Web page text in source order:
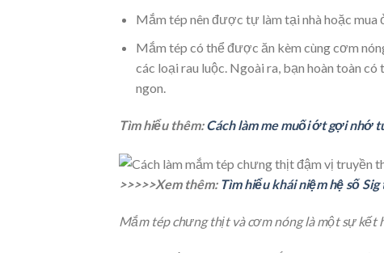
Mắm tép nên được tự làm tại nhà hoặc mua
Mắm tép có thể được ăn kèm cùng cơm
các loại rau luộc. Ngoài ra, bạn hoàn toàn
ngon.
Tìm hiểu thêm:Cách làm me muối ớt gợi nhớ
>>>>>Xem thêm: Tìm hiểu khái niệm hệ số Sig
Mắm tép chưng thịt và cơm nóng là một sự kết